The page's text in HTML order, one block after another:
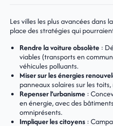
Les villes les plus avancées dans
place des stratégies qui
Rendre la voiture obsolète :
viables (transports en
véhicules polluants.
Miser sur les énergies
panneaux solaires sur les
Repenser l’urbanisme :
en énergie, avec des
omniprésents.
Impliquer les citoyens :